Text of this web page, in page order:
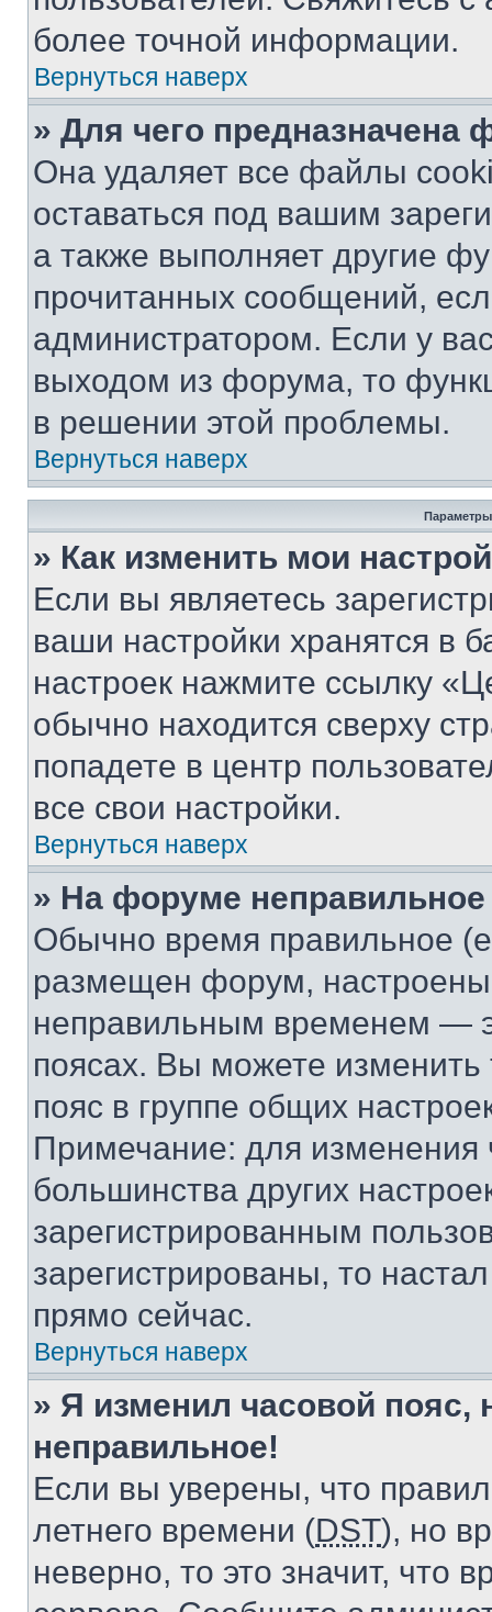
более точной информации.
Вернуться наверх
» Для чего предназначена
Она удаляет все файлы
оставаться под вашим
а также выполняет другие
прочитанных сообщений,
администратором. Если у
выходом из форума, то
в решении этой проблемы.
Вернуться наверх
Параметры
» Как изменить мои
Если вы являетесь
ваши настройки хранятся в
настроек нажмите ссылку
обычно находится сверху
попадете в центр
все свои настройки.
Вернуться наверх
» На форуме
Обычно время правильное
размещен форум, настроены
неправильным временем —
поясах. Вы можете изменить
пояс в группе общих
Примечание: для изменения
большинства других
зарегистрированным
зарегистрированы, то
прямо сейчас.
Вернуться наверх
» Я изменил часовой пояс,
неправильное!
Если вы уверены, что
летнего времени (DST), но
неверно, то это значит, что